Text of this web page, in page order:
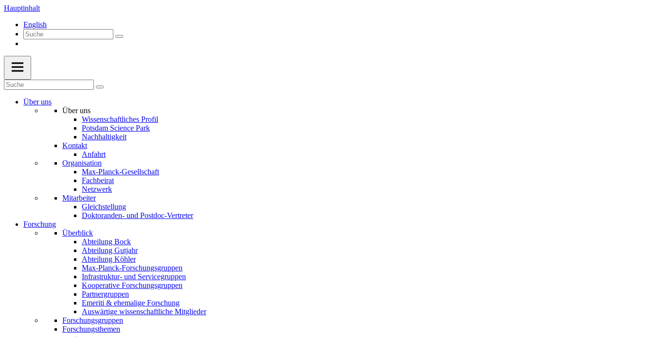
Hauptinhalt
English
Über uns
Über uns
Wissenschaftliches Profil
Potsdam Science Park
Nachhaltigkeit
Kontakt
Anfahrt
Organisation
Max-Planck-Gesellschaft
Fachbeirat
Netzwerk
Mitarbeiter
Gleichstellung
Doktoranden- und Postdoc-Vertreter
Forschung
Überblick
Abteilung Bock
Abteilung Gutjahr
Abteilung Köhler
Max-Planck-Forschungsgruppen
Infrastruktur- und Servicegruppen
Kooperative Forschungsgruppen
Partnergruppen
Emeriti & ehemalige Forschung
Auswärtige wissenschaftliche Mitglieder
Forschungsgruppen
Forschungsthemen